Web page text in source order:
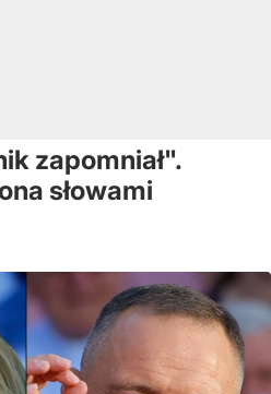
zapomniał".
słowami